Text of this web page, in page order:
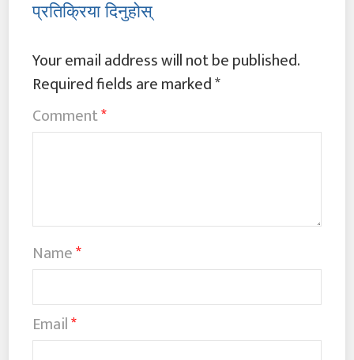
प्रतिक्रिया दिनुहोस्
Your email address will not be published.
Required fields are marked*
Comment*
Name*
Email*